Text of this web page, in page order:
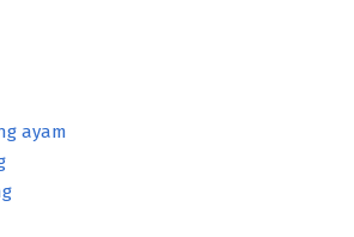
ayam